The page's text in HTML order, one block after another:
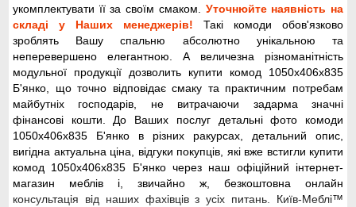
укомплектувати її за своїм смаком. Уточнюйте наявність на
складі у Наших менеджерів! Такі комоди обов'язково
зроблять Вашу спальню абсолютно унікальною та
неперевершено елегантною. А величезна різноманітність
модульної продукції дозволить купити комод 1050х406х835
Б'янко, що точно відповідає смаку та практичним потребам
майбутніх господарів, не витрачаючи задарма значні
фінансові кошти. До Ваших послуг детальні фото комоди
1050х406х835 Б'янко в різних ракурсах, детальний опис,
вигідна актуальна ціна, відгуки покупців, які вже встигли купити
комод 1050х406х835 Б'янко через наш офіційний інтернет-
магазин меблів і, звичайно ж, безкоштовна онлайн
консультація від наших фахівців з усіх питань. Київ-Меблі™